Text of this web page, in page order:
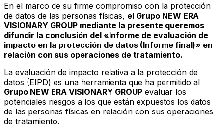
En el marco de su firme compromiso con la protección
de datos de las personas físicas, el Grupo NEW ERA
VISIONARY GROUP mediante la presente queremos
difundir la conclusión del «Informe de evaluación de
impacto en la protección de datos (Informe final)» en
relación con sus operaciones de tratamiento.
La evaluación de impacto relativa a la protección de
datos (EIPD) es una herramienta que ha permitido al
Grupo NEW ERA VISIONARY GROUP evaluar los
potenciales riesgos a los que están expuestos los datos
de las personas físicas en relación con sus operaciones
de tratamiento.